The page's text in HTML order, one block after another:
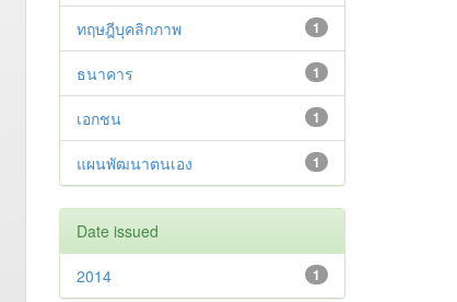
1
ทฤษฎีบุคลิกภาพ
1
ธนาคาร
1
เอกชน
1
แผนพัฒนาตนเอง
Date issued
1
2014